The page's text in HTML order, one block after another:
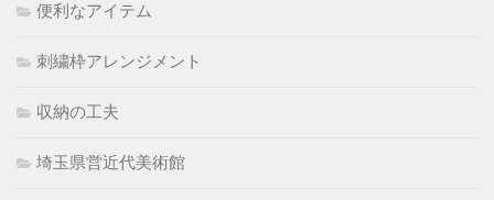
便利なアイテム
刺繍枠アレンジメント
収納の工夫
埼玉県営近代美術館